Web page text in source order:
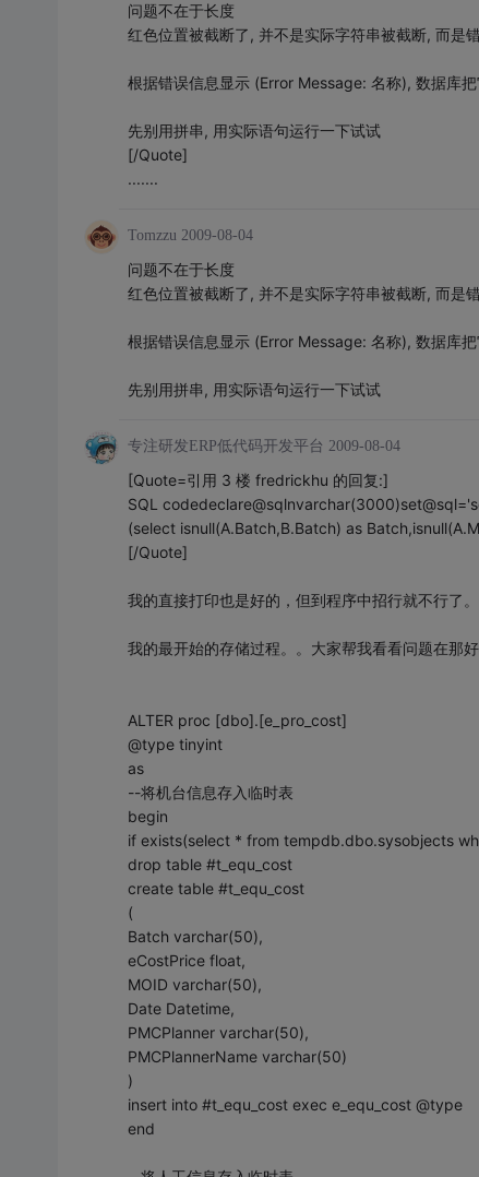
问题不在于长度
红色位置被截断了, 并不是实际字符串被截断, 而是
根据错误信息显示 (Error Message: 名称), 数据库
先别用拼串, 用实际语句运行一下试试
[/Quote]
.......
Tomzzu 2009-08-04
问题不在于长度
红色位置被截断了, 并不是实际字符串被截断, 而是
根据错误信息显示 (Error Message: 名称), 数据库
先别用拼串, 用实际语句运行一下试试
专注研发ERP低代码开发平台 2009-08-04
[Quote=引用 3 楼 fredrickhu 的回复:]
SQL
(select isnull(A.Batch,B.Batch) as
[/Quote]
我的直接打印也是好的，但到程序中招行就不行了。
我的最开始的存储过程。。大家帮我看看问题在那好
ALTER proc [dbo].[e_pro_cost]
@type tinyint
as
--将机台信息存入临时表
begin
if exists(select * from tempdb.dbo.sysobjects
drop table #t_equ_cost
create table #t_equ_cost
(
Batch varchar(50),
eCostPrice float,
MOID varchar(50),
Date Datetime,
PMCPlanner varchar(50),
PMCPlannerName varchar(50)
)
insert into #t_equ_cost exec e_equ_cost @type
end